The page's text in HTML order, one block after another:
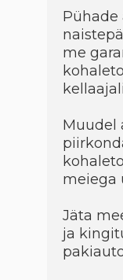
Pühade
me
Muudel
meiega
Jäta
ja